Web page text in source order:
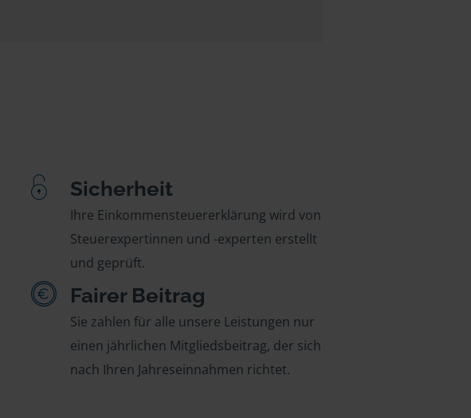
Sicherheit
Ihre Einkommensteuererklärung wird von
Steuerexpertinnen und -experten erstellt
und geprüft.
Fairer Beitrag
Sie zahlen für alle unsere Leistungen nur
einen jährlichen Mitgliedsbeitrag, der sich
nach Ihren Jahreseinnahmen richtet.